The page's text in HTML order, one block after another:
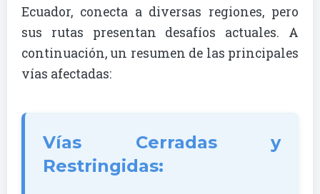
Ecuador, conecta a diversas regiones, pero
sus rutas presentan desafíos actuales. A
continuación, un resumen de las principales
vías afectadas:
Vías Cerradas y
Restringidas: